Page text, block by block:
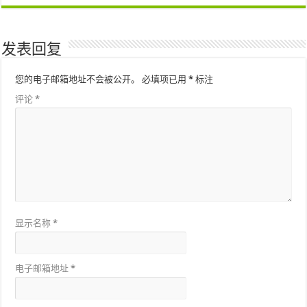
发表回复
您的电子邮箱地址不会被公开。 必填项已用* 标注
评论*
显示名称*
电子邮箱地址*